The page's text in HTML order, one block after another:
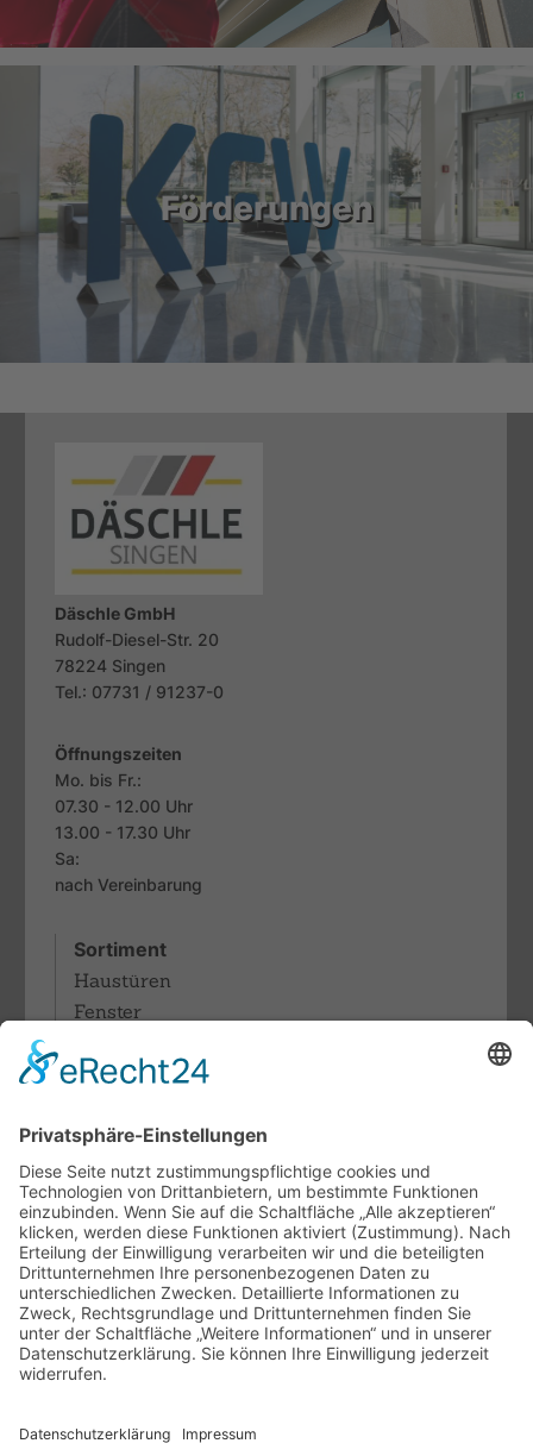
Förderungen
Däschle GmbH
Rudolf-Diesel-Str. 20
78224 Singen
Tel.: 07731 / 91237-0
Öffnungszeiten
Mo. bis Fr.:
07.30 - 12.00 Uhr
13.00 - 17.30 Uhr
Sa:
nach Vereinbarung
Sortiment
Haustüren
Fenster
Rollläden
Lamellendächer
Pergolamarkisen
Fachthemen
Indoor-Living meets Outdoor-Living
Terrassendächer von Brustor
Klappläden- / Fensterläden aus
Aluminium
Unternehmen
Ausstellung